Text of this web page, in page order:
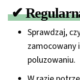
✔
Sprawdzaj,
zamocowany
poluzowaniu.